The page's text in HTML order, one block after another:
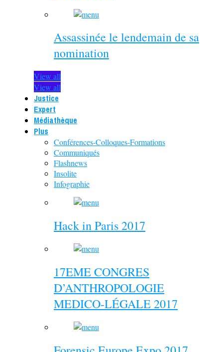
Assassinée le lendemain de sa
nomination
View all
View all
Justice
Expert
Médiathèque
Plus
Conférences-Colloques-Formations
Communiqués
Flashnews
Insolite
Infographie
Hack in Paris 2017
17EME CONGRES
D’ANTHROPOLOGIE
MEDICO-LÉGALE 2017